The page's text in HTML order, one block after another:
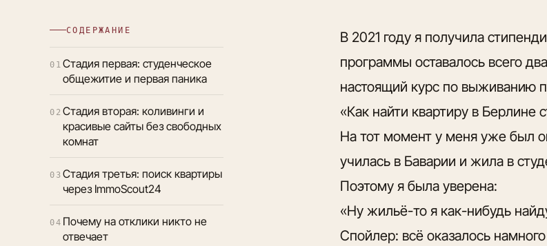
СОДЕРЖАНИЕ
01 Стадия первая: студенческое
общежитие и первая паника
02 Стадия вторая: коливинги и
красивые сайты без свободных
комнат
03 Стадия третья: поиск квартиры
через ImmoScout24
04 Почему на отклики никто не
отвечает
В 2021 году я получила
программы оставалось всего
настоящий курс по выживанию
«Как найти квартиру в Берлине
На тот момент у меня уже был
училась в Баварии и жила в
Поэтому я была уверена:
«Ну жильё-то я как-нибудь
Спойлер: всё оказалось